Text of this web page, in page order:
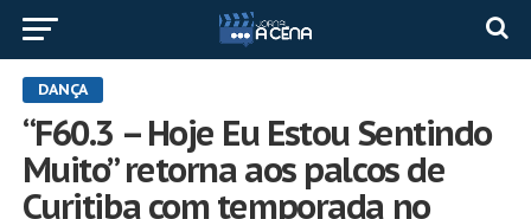
DANÇA
“F60.3 – Hoje Eu Estou Sentindo
Muito” retorna aos palcos de
Curitiba com temporada no